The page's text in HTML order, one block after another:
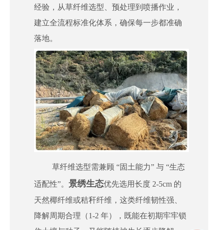
经验，从草纤维选型、预处理到喷播作业，
建立全流程标准化体系，确保每一步都准确
落地。
草纤维选型需兼顾 “固土能力” 与 “生态
适配性”。 景绣生态优先选用长度 2-5cm 的
天然椰纤维或秸秆纤维，这类纤维韧性强、
降解周期合理（1-2 年），既能在初期牢牢锁